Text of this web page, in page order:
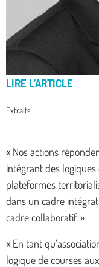
LIRE L’ARTICLE
Extraits
« Nos actions
intégrant des
plateformes
dans un cadre
cadre collaboratif. »
« En tant
logique de courses